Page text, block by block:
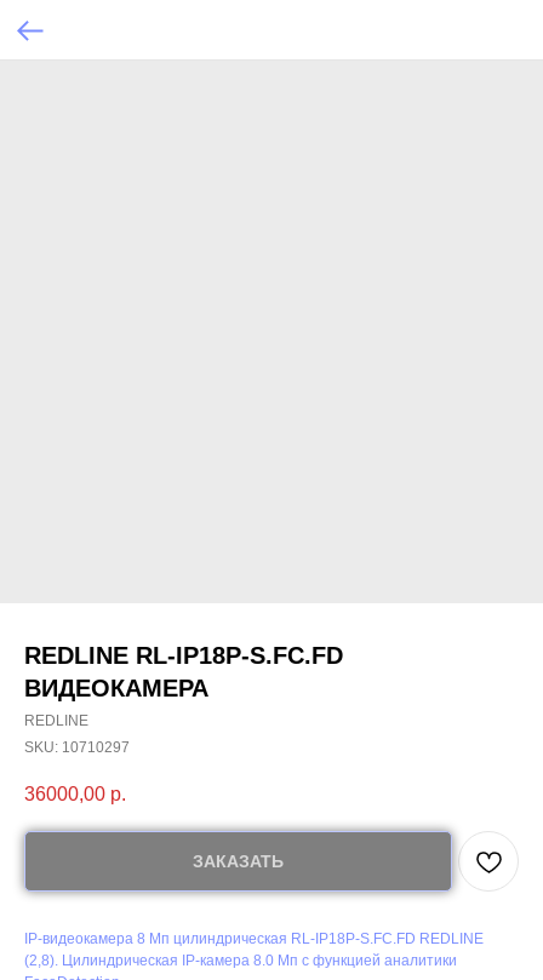
REDLINE RL-IP18P-S.FC.FD
ВИДЕОКАМЕРА
REDLINE
SKU: 10710297
36000,00 р.
ЗАКАЗАТЬ
IP-видеокамера 8 Мп цилиндрическая RL-IP18P-S.FC.FD REDLINE
(2,8). Цилиндрическая IP-камера 8.0 Мп с функцией аналитики